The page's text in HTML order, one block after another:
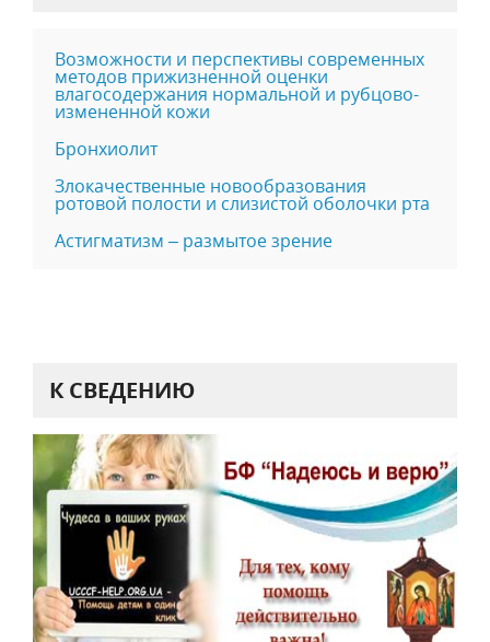
Возможности и перспективы современных
методов прижизненной оценки
влагосодержания нормальной и рубцово-
измененной кожи
Бронхиолит
Злокачественные новообразования
ротовой полости и слизистой оболочки рта
Астигматизм – размытое зрение
К СВЕДЕНИЮ